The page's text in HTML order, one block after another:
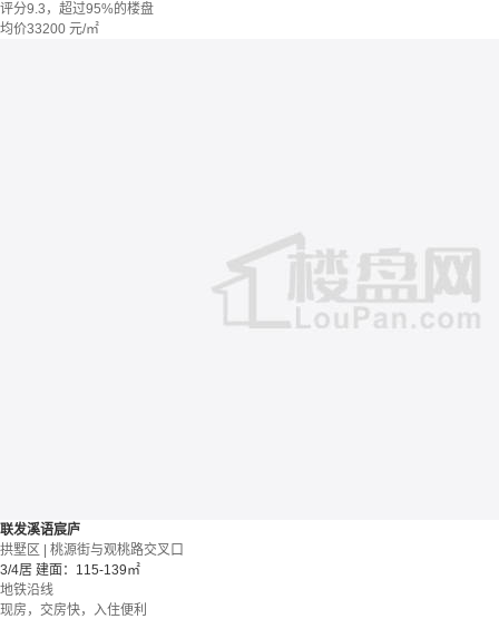
评分9.3，超过95%的楼盘
均价33200 元/㎡
联发溪语宸庐
拱墅区 | 桃源街与观桃路交叉口
3/4居 建面：115-139㎡
地铁沿线
现房，交房快，入住便利